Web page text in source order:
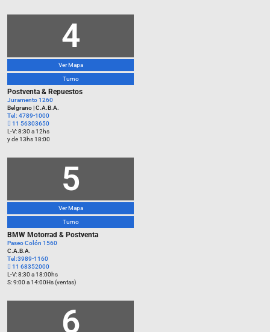
4
Ver Mapa
Turno
Postventa & Repuestos
Juramento 1260
Belgrano | C.A.B.A.
Tel: 4789-1000
11 56303650
L-V: 8:30 a 12hs
y de 13hs 18:00
5
Ver Mapa
Turno
BMW Motorrad & Postventa
Paseo Colón 1560
C.A.B.A.
Tel:3989-1160
11 68352000
L-V: 8:30 a 18:00hs
S: 9:00 a 14:00Hs (ventas)
6